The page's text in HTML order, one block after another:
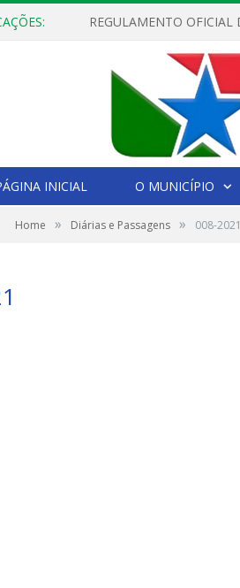
INICIAL O MUNICÍPIO
Home » Diárias e Passagens » 008-2021